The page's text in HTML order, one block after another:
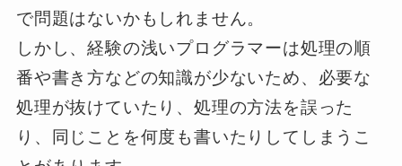
で問題はないかもしれません。
しかし、経験の浅いプログラマーは処理の順
番や書き方などの知識が少ないため、必要な
処理が抜けていたり、処理の方法を誤った
り、同じことを何度も書いたりしてしまうこ